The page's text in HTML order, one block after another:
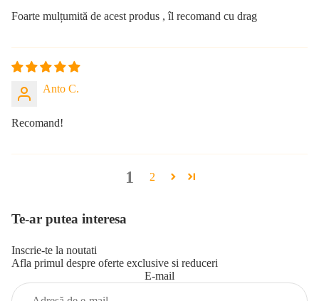
Foarte mulțumită de acest produs , îl recomand cu drag
Anto C.
Recomand!
1 2
Te-ar putea interesa
Inscrie-te la noutati
Afla primul despre oferte exclusive si reduceri
E-mail